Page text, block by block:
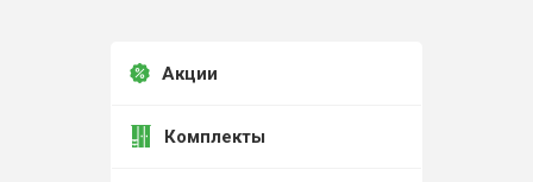
Акции
Комплекты